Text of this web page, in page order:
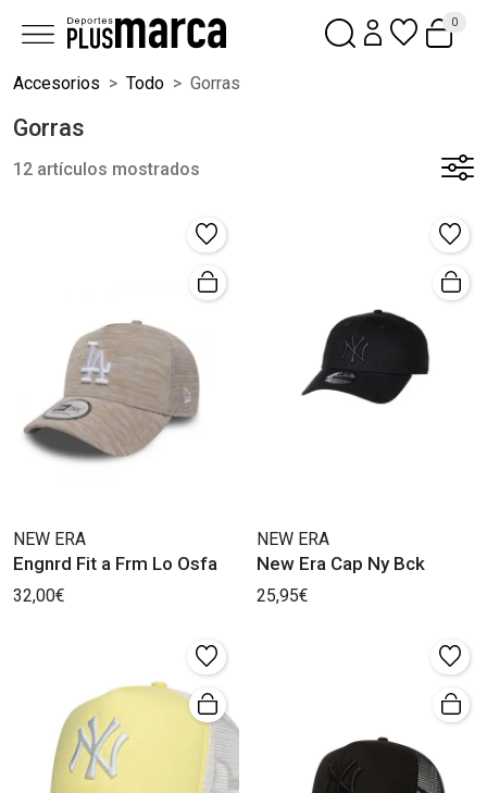
0
Accesorios Todo Gorras
Gorras
12 artículos mostrados
NEW ERA
Engnrd Fit a Frm Lo Osfa
32,00€
NEW ERA
New Era Cap Ny Bck
25,95€